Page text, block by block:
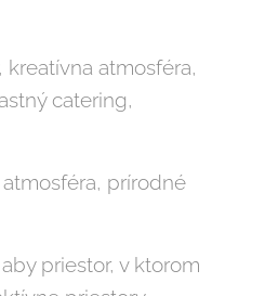
atmosféra,
catering,
prírodné
priestor, v ktorom